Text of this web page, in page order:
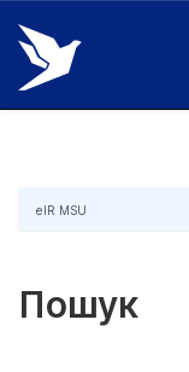
Skip
navigation
eIR MSU
Пошук